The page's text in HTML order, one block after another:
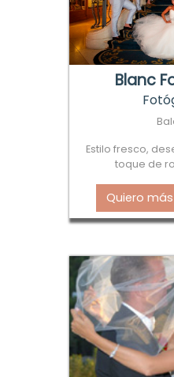
Blanc
Estilo fresco,
toque de
Quiero